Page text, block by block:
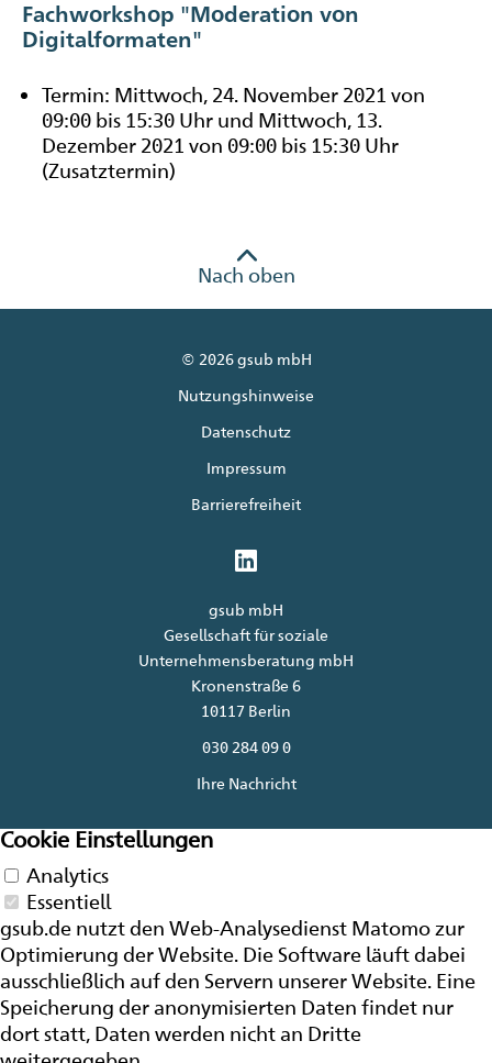
Fachworkshop "Moderation von
Digitalformaten"
Termin: Mittwoch, 24. November 2021 von
09:00 bis 15:30 Uhr und Mittwoch, 13.
Dezember 2021 von 09:00 bis 15:30 Uhr
(Zusatztermin)
Nach oben
© 2026 gsub mbH
Nutzungshinweise
Datenschutz
Impressum
Barrierefreiheit
gsub mbH
Gesellschaft für soziale
Unternehmensberatung mbH
Kronenstraße 6
10117 Berlin
030 284 09 0
Ihre Nachricht
Cookie Einstellungen
Analytics
Essentiell
gsub.de nutzt den Web-Analysedienst Matomo zur
Optimierung derWebsite. Die Software läuft dabei
ausschließlich auf den Servern unsererWebsite. Eine
Speicherung der anonymisierten Daten findet nur
dort statt, Daten werden nicht an Dritte